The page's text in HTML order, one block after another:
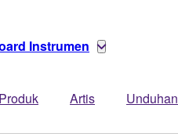
Instrumen
Produk Artis Unduhan